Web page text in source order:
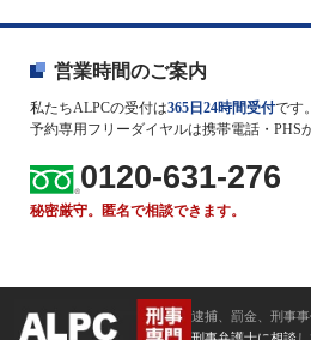
営業時間のご案内
私たちALPCの受付は365日24時間受付です。
予約専用フリーダイヤルは携帯電話・PHS
0120-631-276
秘密厳守。匿名で相談できます。
逮捕、罰金、刑事